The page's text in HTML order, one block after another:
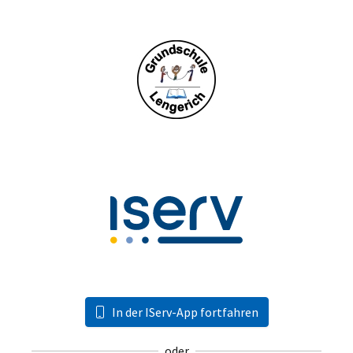
In der IServ-App fortfahren